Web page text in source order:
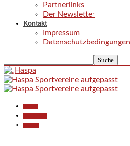
Partnerlinks
Der Newsletter
Kontakt
Impressum
Datenschutzbedingungen